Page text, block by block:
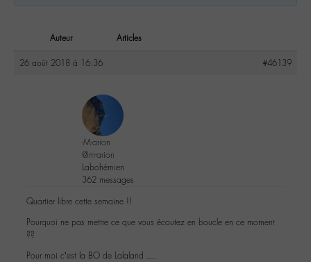
Auteur Articles
26 août 2018 à 16:36 #46139
-M-arion
@m-arion
Labohémien
362 messages
Quartier libre cette semaine !!
Pourquoi ne pas mettre ce que vous écoutez en boucle en ce moment
??
Pour moi c’est la BO de Lalaland ….